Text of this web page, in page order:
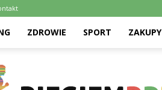
ZDROWIE SPORT ZAKUPY